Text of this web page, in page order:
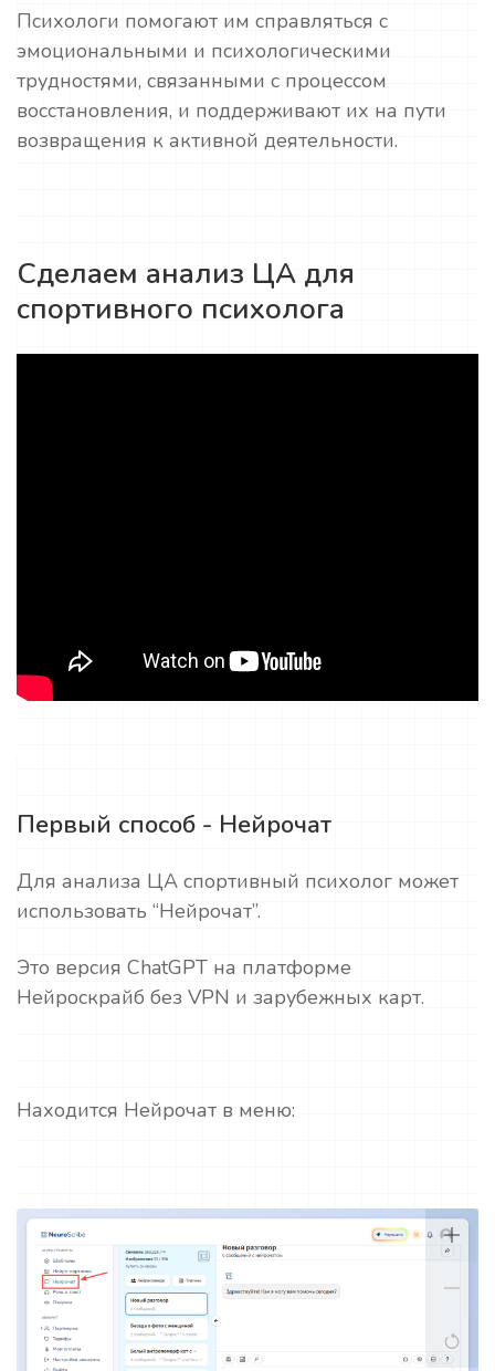
Психологи помогают им справляться с
эмоциональными и психологическими
трудностями, связанными с процессом
восстановления, и поддерживают их на пути
возвращения к активной деятельности.
Сделаем анализ ЦА для
спортивного психолога
Первый способ - Нейрочат
Для анализа ЦА спортивный психолог может
использовать “Нейрочат”.
Это версия ChatGPT на платформе
Нейроскрайб без VPN и зарубежных карт.
Находится Нейрочат в меню: